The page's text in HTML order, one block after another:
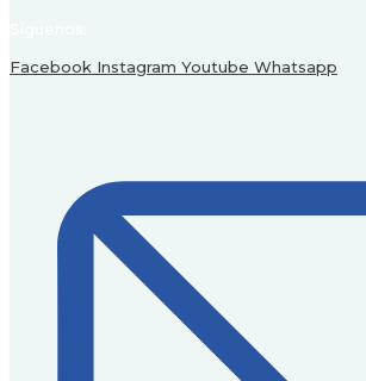
Facebook Instagram Youtube Whatsapp